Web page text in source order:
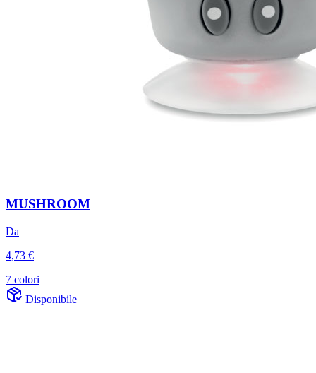
MUSHROOM
Da
4,73 €
7 colori
Disponibile